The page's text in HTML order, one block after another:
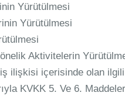
Yürütülmesi
Yürütülmesi
Aktivitelerin
ilişkisi içerisinde olan
KVKK 5. Ve 6.